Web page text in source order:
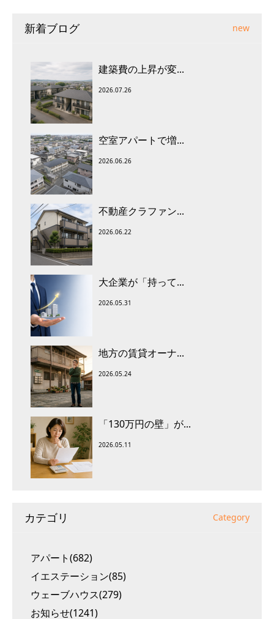
新着ブログ new
建築費の上昇が変...
2026.07.26
空室アパートで増...
2026.06.26
不動産クラファン...
2026.06.22
大企業が「持って...
2026.05.31
地方の賃貸オーナ...
2026.05.24
「130万円の壁」が...
2026.05.11
カテゴリ Category
アパート(682)
イエステーション(85)
ウェーブハウス(279)
お知らせ(1241)